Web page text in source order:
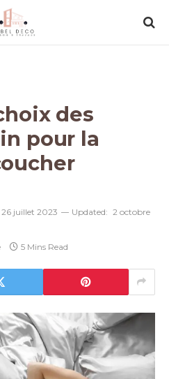
des
pour la
26 juillet 2023 Updated: 2 octobre
5 Mins Read